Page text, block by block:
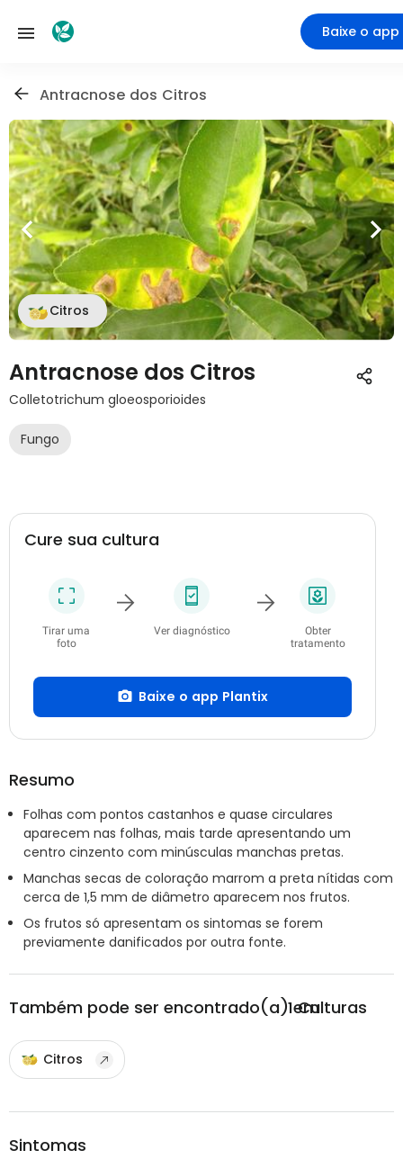
Baixe o app
Antracnose dos Citros
Citros
Antracnose dos Citros
Colletotrichum gloeosporioides
Fungo
Cure sua cultura
Tirar uma
foto
Ver diagnóstico
Obter
tratamento
Baixe o app Plantix
Resumo
Folhas com pontos castanhos e quase circulares
aparecem nas folhas, mais tarde apresentando um
centro cinzento com minúsculas manchas pretas.
Manchas secas de coloração marrom a preta nítidas com
cerca de 1,5 mm de diâmetro aparecem nos frutos.
Os frutos só apresentam os sintomas se forem
previamente danificados por outra fonte.
Também pode ser encontrado(a) em
1Culturas
Citros
Sintomas